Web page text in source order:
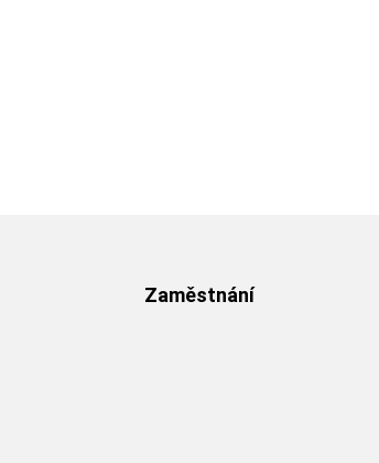
Zaměstnání